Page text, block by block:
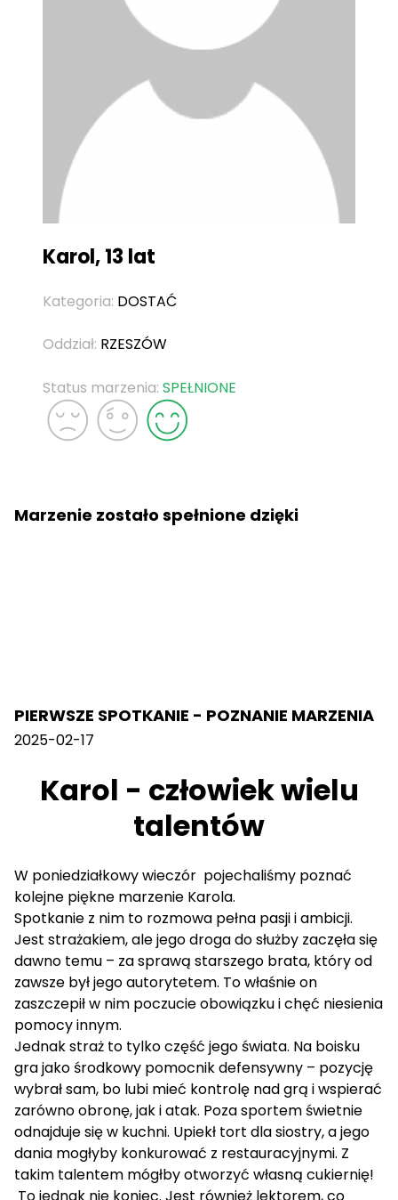
Karol, 13 lat
Kategoria: DOSTAĆ
Oddział: RZESZÓW
Status marzenia: SPEŁNIONE
Marzenie zostało spełnione dzięki
PIERWSZE SPOTKANIE - POZNANIE MARZENIA
2025-02-17
Karol - człowiek wielu
talentów
W poniedziałkowy wieczór pojechaliśmy poznać
kolejne piękne marzenie Karola.
Spotkanie z nim to rozmowa pełna pasji i ambicji.
Jest strażakiem, ale jego droga do służby zaczęła się
dawno temu – za sprawą starszego brata, który od
zawsze był jego autorytetem. To właśnie on
zaszczepił w nim poczucie obowiązku i chęć niesienia
pomocy innym.
Jednak straż to tylko część jego świata. Na boisku
gra jako środkowy pomocnik defensywny – pozycję
wybrał sam, bo lubi mieć kontrolę nad grą i wspierać
zarówno obronę, jak i atak. Poza sportem świetnie
odnajduje się w kuchni. Upiekł tort dla siostry, a jego
dania mogłyby konkurować z restauracyjnymi. Z
takim talentem mógłby otworzyć własną cukiernię!